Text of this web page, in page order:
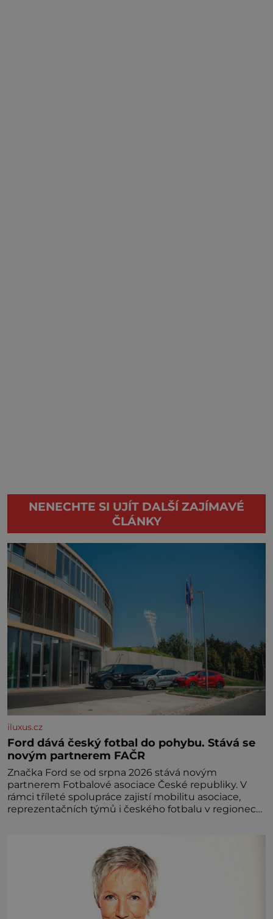
NENECHTE SI UJÍT DALŠÍ ZAJÍMAVÉ
ČLÁNKY
iluxus.cz
Ford dává český fotbal do pohybu. Stává se
novým partnerem FAČR
Značka Ford se od srpna 2026 stává novým
partnerem Fotbalové asociace České republiky. V
rámci tříleté spolupráce zajistí mobilitu asociace,
reprezentačních týmů i českého fotbalu v regionech.